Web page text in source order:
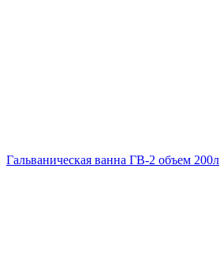
Гальваническая ванна ГВ‑2 объем 200л